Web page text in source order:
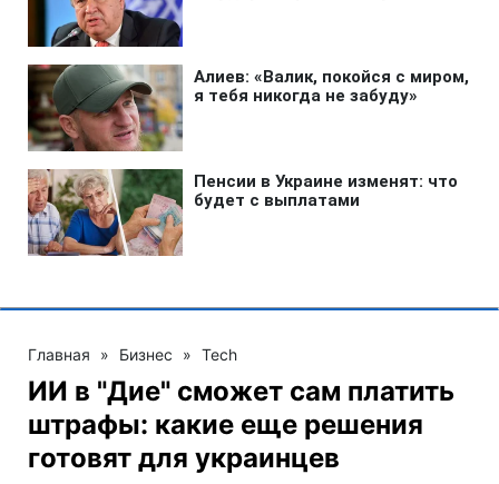
Главная » Бизнес » Tech
ИИ в "Дие" сможет сам платить
штрафы: какие еще решения
готовят для украинцев